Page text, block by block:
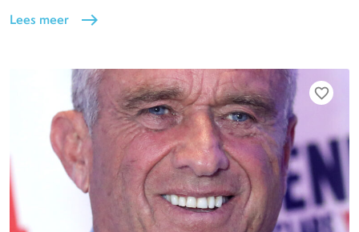
Lees meer east
favorite_border